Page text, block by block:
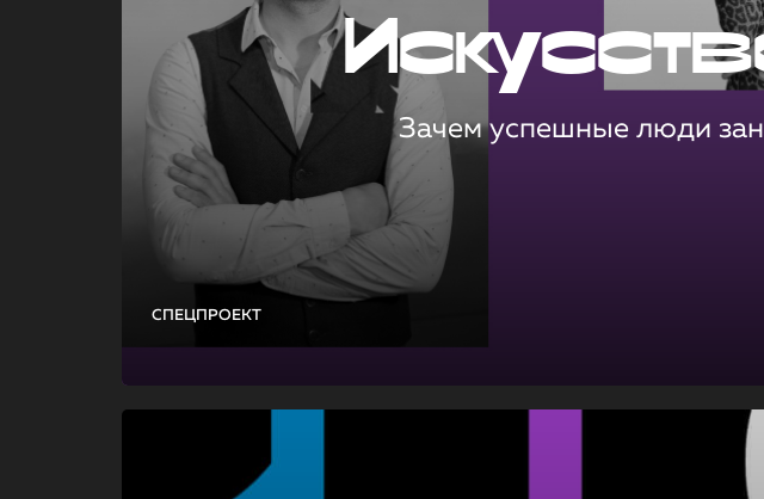
СПЕЦПРОЕКТ
Зачем успешные люди